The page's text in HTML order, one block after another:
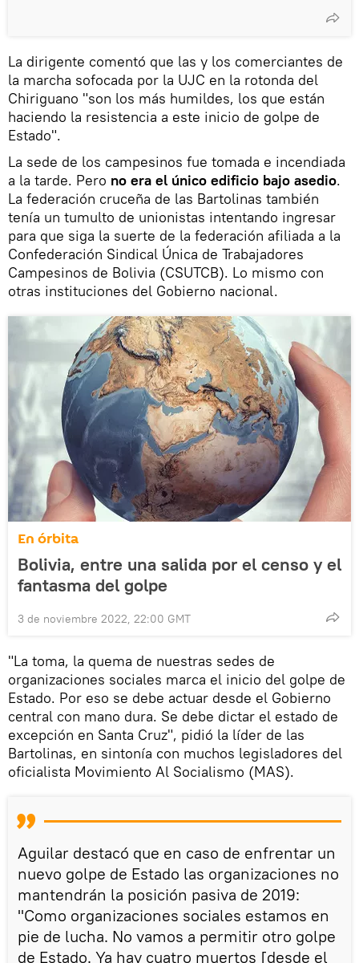
La dirigente comentó que las y los comerciantes de
la marcha sofocada por la UJC en la rotonda del
Chiriguano "son los más humildes, los que están
haciendo la resistencia a este inicio de golpe de
Estado".
La sede de los campesinos fue tomada e incendiada
a la tarde. Pero no era el único edificio bajo asedio.
La federación cruceña de las Bartolinas también
tenía un tumulto de unionistas intentando ingresar
para que siga la suerte de la federación afiliada a la
Confederación Sindical Única de Trabajadores
Campesinos de Bolivia (CSUTCB). Lo mismo con
otras instituciones del Gobierno nacional.
En órbita
Bolivia, entre una salida por el censo y el
fantasma del golpe
3 de noviembre 2022, 22:00 GMT
"La toma, la quema de nuestras sedes de
organizaciones sociales marca el inicio del golpe de
Estado. Por eso se debe actuar desde el Gobierno
central con mano dura. Se debe dictar el estado de
excepción en Santa Cruz", pidió la líder de las
Bartolinas, en sintonía con muchos legisladores del
oficialista Movimiento Al Socialismo (MAS).
Aguilar destacó que en caso de enfrentar un
nuevo golpe de Estado las organizaciones no
mantendrán la posición pasiva de 2019:
"Como organizaciones sociales estamos en
pie de lucha. No vamos a permitir otro golpe
de Estado. Ya hay cuatro muertos [desde el